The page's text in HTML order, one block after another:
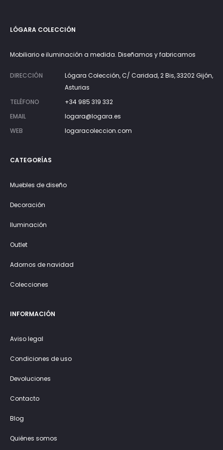
LÓGARA COLECCIÓN
Mobiliario e iluminación a medida. Diseñamos y fabricamos
DIRECCIÓN
Lógara Colección, C/ Caridad, 2 Bis, 33202 Gijón,
Asturias
TELÉFONO
+34 985 319 332
EMAIL
logara@logara.es
WEB
logaracoleccion.com
CATEGORÍAS
Muebles de diseño
Decoración
Iluminación
Outlet
Adornos de navidad
Colecciones
INFORMACIÓN
Aviso legal
Condiciones de uso
Devoluciones
Contacto
Blog
Quiénes somos